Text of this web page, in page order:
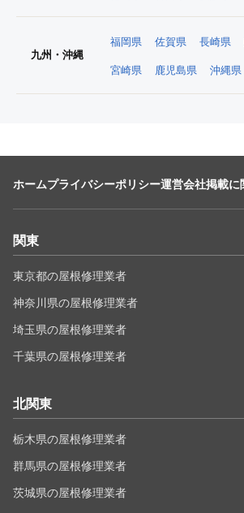
九州・沖縄
福岡県 佐賀県 長崎県
宮崎県 鹿児島県 沖縄県
ホームプライバシーポリシー運営会社掲載に
関東
東京都の屋根修理業者
神奈川県の屋根修理業者
埼玉県の屋根修理業者
千葉県の屋根修理業者
北関東
栃木県の屋根修理業者
群馬県の屋根修理業者
茨城県の屋根修理業者